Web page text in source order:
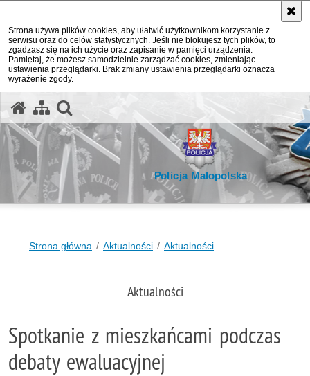
Strona używa plików cookies, aby ułatwić użytkownikom korzystanie z
serwisu oraz do celów statystycznych. Jeśli nie blokujesz tych plików, to
zgadzasz się na ich użycie oraz zapisanie w pamięci urządzenia.
Pamiętaj, że możesz samodzielnie zarządzać cookies, zmieniając
ustawienia przeglądarki. Brak zmiany ustawienia przeglądarki oznacza
wyrażenie zgody.
Policja Małopolska
Strona główna Aktualności Aktualności
Aktualności
Spotkanie z mieszkańcami podczas
debaty ewaluacyjnej